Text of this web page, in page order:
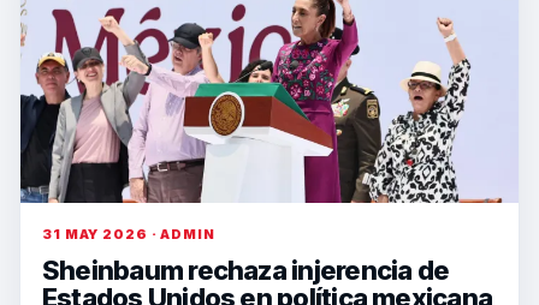
31 MAY 2026 · ADMIN
Sheinbaum rechaza injerencia de
Estados Unidos en política mexicana